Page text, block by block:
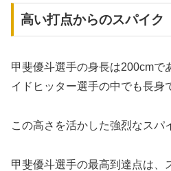
高い打点からのスパイク
甲斐優斗選手の身長は200cmで
イドヒッター選手の中でも長身
この高さを活かした強烈なスパ
甲斐優斗選手の最高到達点は、